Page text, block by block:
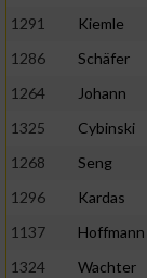
1291
Kiemle
1286
Schäfer
1264
Johann
1325
Cybinski
1268
Seng
1296
Kardas
1137
Hoffmann
1324
Wachter